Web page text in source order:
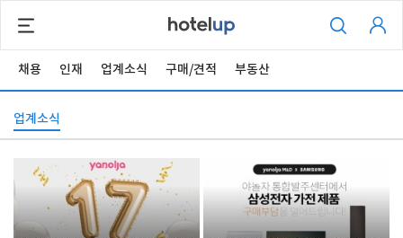
채용 인재 업계소식 구매/견적 부동산
업계소식